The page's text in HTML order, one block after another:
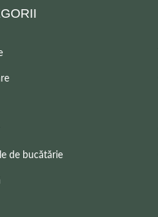
de bucătărie